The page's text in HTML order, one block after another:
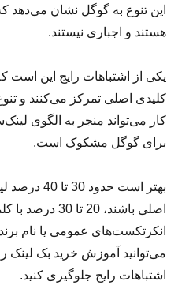
این تنوع به گوگل نشان می‌دهد
هستند و اجباری نیستند.
یکی از اشتباهات رایج این است
کلیدی اصلی تمرکز می‌کنند و
کار می‌تواند منجر به الگوی
برای گوگل مشکوک است.
بهتر است
اصلی باشند، 20
انکرتکست‌های عمومی یا نام
می‌توانید آموزش خرید بک لینک را
اشتباهات رایج جلوگیری کنید.